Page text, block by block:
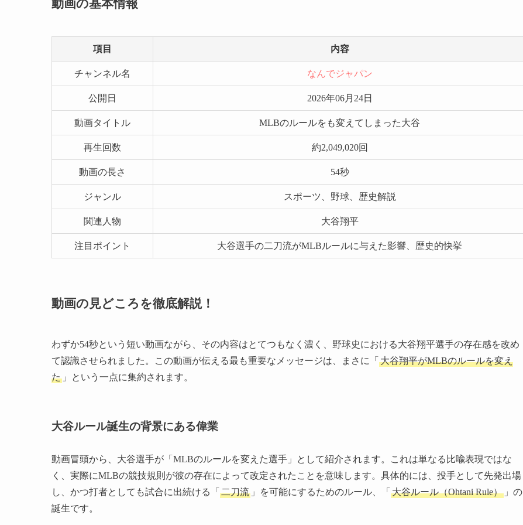
動画の基本情報
項目 内容
チャンネル名 なんでジャパン
公開日 2026年06月24日
動画タイトル MLBのルールをも変えてしまった大谷
再生回数 約2,049,020回
動画の長さ 54秒
ジャンル スポーツ、野球、歴史解説
関連人物 大谷翔平
注目ポイント 大谷選手の二刀流がMLBルールに与えた影響、歴史的快挙
動画の見どころを徹底解説！
わずか54秒という短い動画ながら、その内容はとてつもなく濃く、野球史における大谷翔平選手の存在感を改め
て認識させられました。この動画が伝える最も重要なメッセージは、まさに「 大谷翔平がMLBのルールを変え
た 」という一点に集約されます。
大谷ルール誕生の背景にある偉業
動画冒頭から、大谷選手が「MLBのルールを変えた選手」として紹介されます。これは単なる比喩表現ではな
く、実際にMLBの競技規則が彼の存在によって改定されたことを意味します。具体的には、投手として先発出場
し、かつ打者としても試合に出続ける「 二刀流 」を可能にするためのルール、「 大谷ルール（Ohtani Rule） 」の
誕生です。